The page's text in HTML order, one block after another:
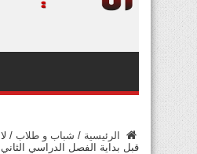
الرئيسية / شباب و طلاب /
قبل بداية الفصل الدراسي الثاني